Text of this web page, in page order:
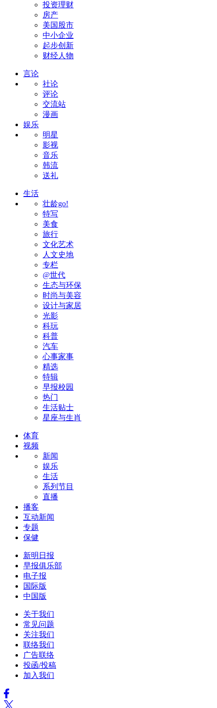
投资理财
房产
美国股市
中小企业
起步创新
财经人物
言论
社论
评论
交流站
漫画
娱乐
明星
影视
音乐
韩流
送礼
生活
壮龄go!
特写
美食
旅行
文化艺术
人文史地
专栏
@世代
生态与环保
时尚与美容
设计与家居
光影
科玩
科普
汽车
心事家事
精选
特辑
早报校园
热门
生活贴士
星座与生肖
体育
视频
新闻
娱乐
生活
系列节目
直播
播客
互动新闻
专题
保健
新明日报
早报俱乐部
电子报
国际版
中国版
关于我们
常见问题
关注我们
联络我们
广告联络
投函/投稿
加入我们